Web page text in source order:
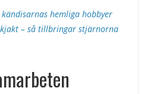
kändisarnas hemliga hobbyer
– så tillbringar stjärnorna